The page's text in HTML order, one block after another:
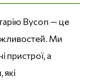
Bycon — це
Ми
пристрої, а